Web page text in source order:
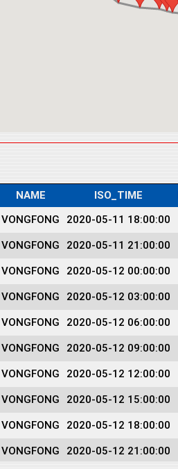
NAME ISO_TIME
VONGFONG 2020-05-11 18:00:00
VONGFONG 2020-05-11 21:00:00
VONGFONG 2020-05-12 00:00:00
VONGFONG 2020-05-12 03:00:00
VONGFONG 2020-05-12 06:00:00
VONGFONG 2020-05-12 09:00:00
VONGFONG 2020-05-12 12:00:00
VONGFONG 2020-05-12 15:00:00
VONGFONG 2020-05-12 18:00:00
VONGFONG 2020-05-12 21:00:00